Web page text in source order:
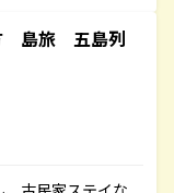
島旅 五島列